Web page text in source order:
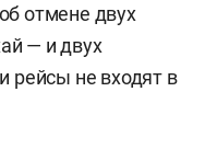
отмене двух
— и двух
рейсы не входят в